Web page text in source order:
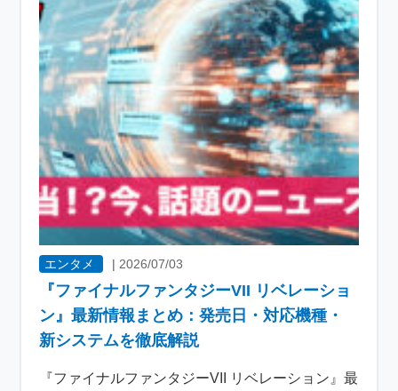
エンタメ | 2026/07/03
『ファイナルファンタジーVII リベレーショ
ン』最新情報まとめ：発売日・対応機種・
新システムを徹底解説
『ファイナルファンタジーVII リベレーション』最